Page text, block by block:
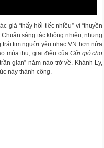
giả “thấy hối tiếc nhiều” vì “thuyền
sáng tác không nhiều, nhưng
trái tim người yêu nhạc VN hơn nửa
mùa thu, giai điệu củaGửi gió cho
gian” năm nào trở về. Khánh Ly,
này thành công.